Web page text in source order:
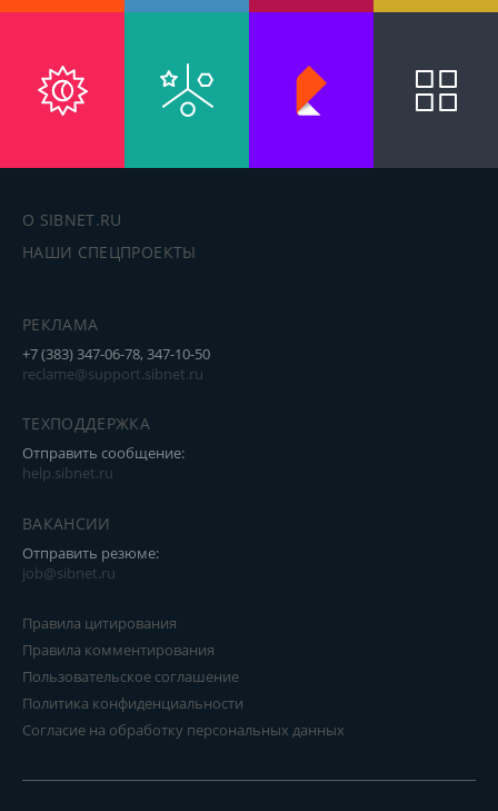
О SIBNET.RU
НАШИ СПЕЦПРОЕКТЫ
РЕКЛАМА
+7 (383) 347-06-78, 347-10-50
reclame@support.sibnet.ru
ТЕХПОДДЕРЖКА
Отправить сообщение:
help.sibnet.ru
ВАКАНСИИ
Отправить резюме:
job@sibnet.ru
Правила цитирования
Правила комментирования
Пользовательское соглашение
Политика конфиденциальности
Согласие на обработку персональных данных